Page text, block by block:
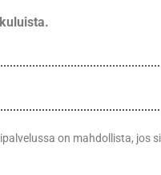
on mahdollista, jos